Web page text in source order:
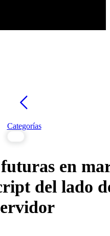
Categorías
en
del lado